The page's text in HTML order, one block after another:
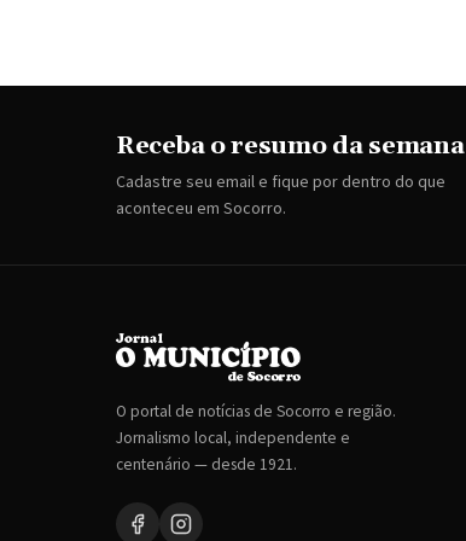
Receba o resumo da semana
Cadastre seu email e fique por dentro do que
aconteceu em Socorro.
O portal de notícias de Socorro e região.
Jornalismo local, independente e
centenário — desde 1921.